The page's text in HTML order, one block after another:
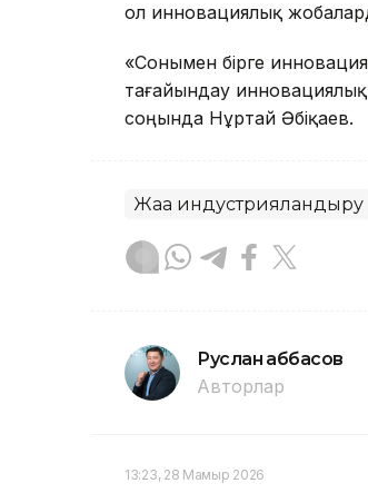
ол инновациялық
«Сонымен бірге
тағайындау
соңында Нұртай Әбіқаев.
Жаңа индустрияландыру
Руслан Ғаббасов
Авторлар
13:23, 28 Мамыр 2026